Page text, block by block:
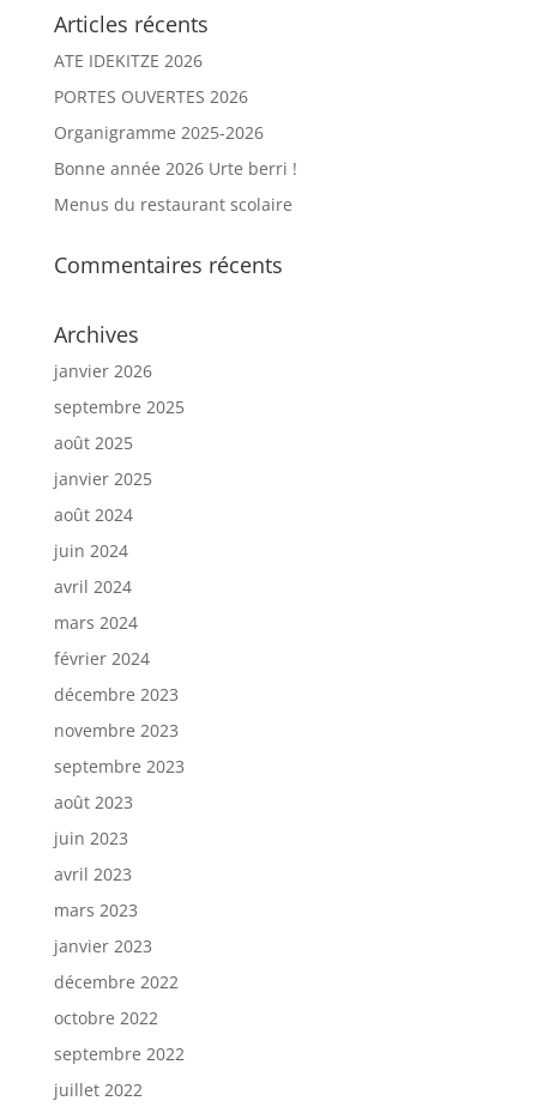
Articles récents
ATE IDEKITZE 2026
PORTES OUVERTES 2026
Organigramme 2025-2026
Bonne année 2026 Urte berri !
Menus du restaurant scolaire
Commentaires récents
Archives
janvier 2026
septembre 2025
août 2025
janvier 2025
août 2024
juin 2024
avril 2024
mars 2024
février 2024
décembre 2023
novembre 2023
septembre 2023
août 2023
juin 2023
avril 2023
mars 2023
janvier 2023
décembre 2022
octobre 2022
septembre 2022
juillet 2022